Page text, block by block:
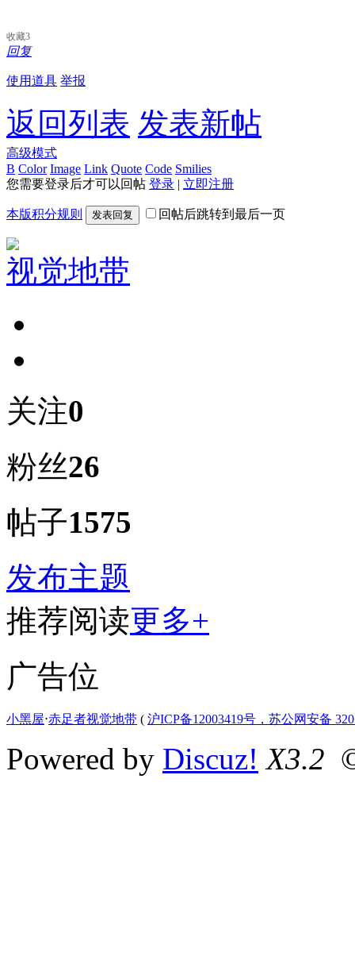
收藏3
回复
使用道具 举报
返回列表 发表新帖
高级模式
B Color Image Link Quote Code Smilies
您需要登录后才可以回帖 登录 | 立即注册
本版积分规则 发表回复 回帖后跳转到最后一页
视觉地带
关注0
粉丝26
帖子1575
发布主题
推荐阅读更多+
广告位
小黑屋⋅赤足者视觉地带 ( 沪ICP备12003419号，苏公网安备
Powered by Discuz! X3.2